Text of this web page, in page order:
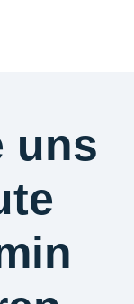
uns